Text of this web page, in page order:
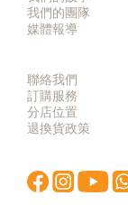
我們的團隊
媒體報導
聯絡我們
訂購服務
分店位置
退換貨政策